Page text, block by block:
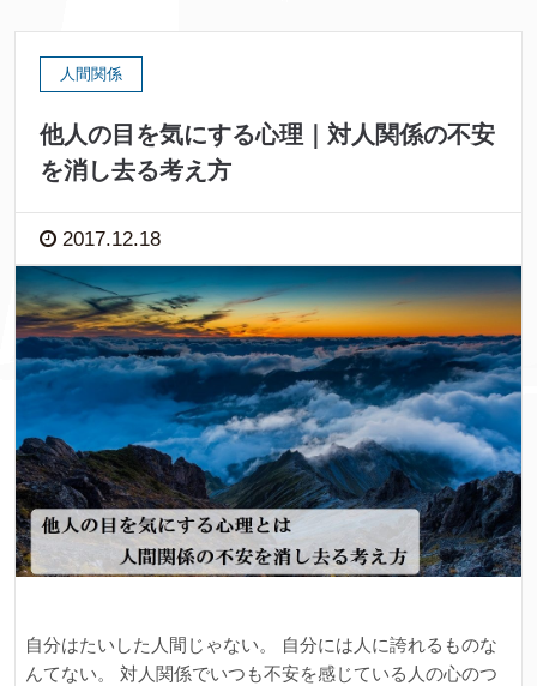
人間関係
他人の目を気にする心理｜対人関係の不安
を消し去る考え方
2017.12.18
自分はたいした人間じゃない。 自分には人に誇れるものな
んてない。 対人関係でいつも不安を感じている人の心のつ